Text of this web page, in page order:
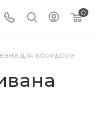
0
для коридора